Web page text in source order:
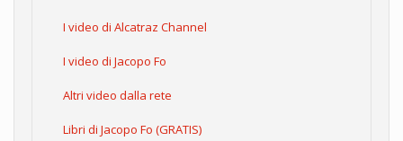
I video di Alcatraz Channel
I video di Jacopo Fo
Altri video dalla rete
Libri di Jacopo Fo (GRATIS)